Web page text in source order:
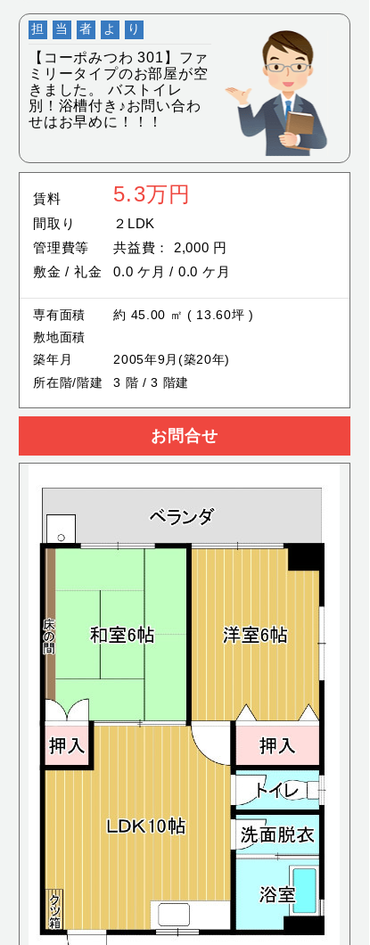
担 当 者 よ り
【コーポみつわ 301】ファ
ミリータイプのお部屋が空
きました。 バストイレ
別！浴槽付き♪お問い合わ
せはお早めに！！！
賃料 5.3万円
間取り
２LDK
管理費等
共益費： 2,000 円
敷金 / 礼金
0.0 ケ月 / 0.0 ケ月
専有面積
約 45.00 ㎡ ( 13.60坪 )
敷地面積
築年月
2005年9月(築20年)
所在階/階建
3 階 / 3 階建
お問合せ